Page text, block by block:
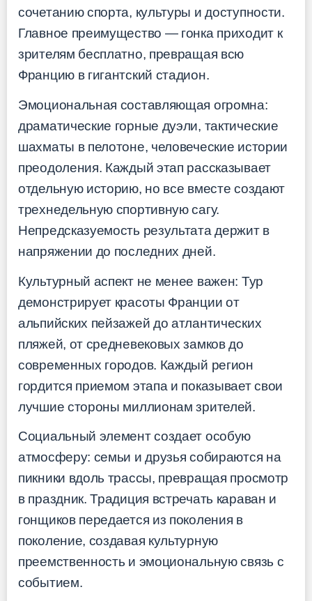
сочетанию спорта, культуры и доступности.
Главное преимущество — гонка приходит к
зрителям бесплатно, превращая всю
Францию в гигантский стадион.
Эмоциональная составляющая огромна:
драматические горные дуэли, тактические
шахматы в пелотоне, человеческие истории
преодоления. Каждый этап рассказывает
отдельную историю, но все вместе создают
трехнедельную спортивную сагу.
Непредсказуемость результата держит в
напряжении до последних дней.
Культурный аспект не менее важен: Тур
демонстрирует красоты Франции от
альпийских пейзажей до атлантических
пляжей, от средневековых замков до
современных городов. Каждый регион
гордится приемом этапа и показывает свои
лучшие стороны миллионам зрителей.
Социальный элемент создает особую
атмосферу: семьи и друзья собираются на
пикники вдоль трассы, превращая просмотр
в праздник. Традиция встречать караван и
гонщиков передается из поколения в
поколение, создавая культурную
преемственность и эмоциональную связь с
событием.